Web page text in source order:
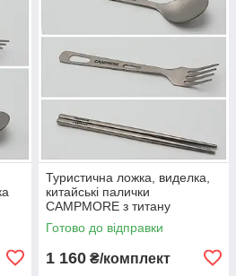
Туристична ложка, виделка,
китайські палички
CAMPMORE з титану
Готово до відправки
1 160 ₴/комплект